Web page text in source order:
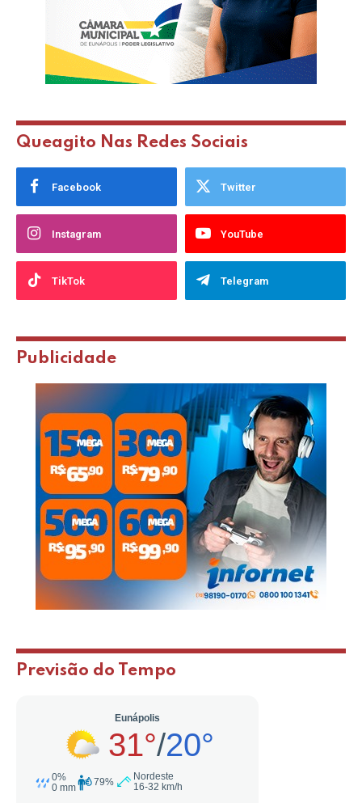
Queagito Nas Redes Sociais
Facebook Twitter
Instagram YouTube
TikTok Telegram
Publicidade
Previsão do Tempo